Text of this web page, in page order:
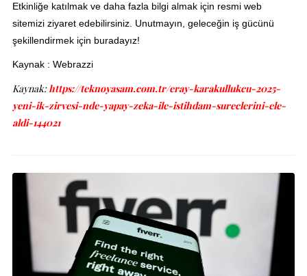
Etkinliğe katılmak ve daha fazla bilgi almak için resmi web
sitemizi ziyaret edebilirsiniz. Unutmayın, geleceğin iş gücünü
şekillendirmek için buradayız!
Kaynak : Webrazzi
Kaynak:https://teknoyasam.com.tr/eray-karakullukcu-2025-
yeni-ik-zirvesi-nde-yapay-zeka-ile-istihdam-sureclerini-ele-
aldi-144021